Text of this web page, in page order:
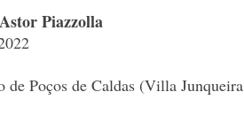
Piazzolla
Poços de Caldas (Villa